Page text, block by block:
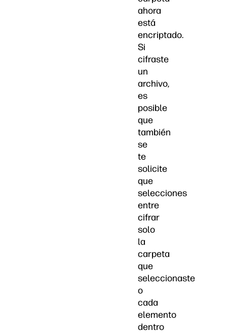
ahora
está
encriptado.
Si
cifraste
un
archivo,
es
posible
que
también
se
te
solicite
que
selecciones
entre
cifrar
solo
la
carpeta
que
seleccionaste
o
cada
elemento
dentro